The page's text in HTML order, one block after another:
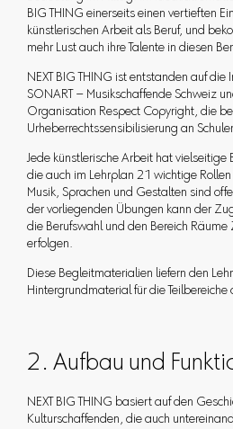
BIG THING einerseits einen vertieften
künstlerischen Arbeit als Beruf, und
mehr Lust auch ihre Talente in diesen
NEXT BIG THING ist entstanden auf
SONART – Musikschaffende Schweiz
Organisation Respect Copyright, die
Urheberrechtssensibilisierung an
Jede künstlerische Arbeit hat vielseitige
die auch im Lehrplan 21 wichtige
Musik, Sprachen und Gestalten sind
der vorliegenden Übungen kann der
die Berufswahl und den Bereich
erfolgen.
Diese Begleitmaterialien liefern den
Hintergrundmaterial für die
2. Aufbau und
NEXT BIG THING basiert auf den
Kulturschaffenden, die auch